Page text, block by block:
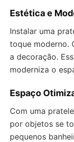
Estética e
Instalar uma
toque moderno.
a decoração.
moderniza o
Espaço
Com uma
por objetos se
pequenos